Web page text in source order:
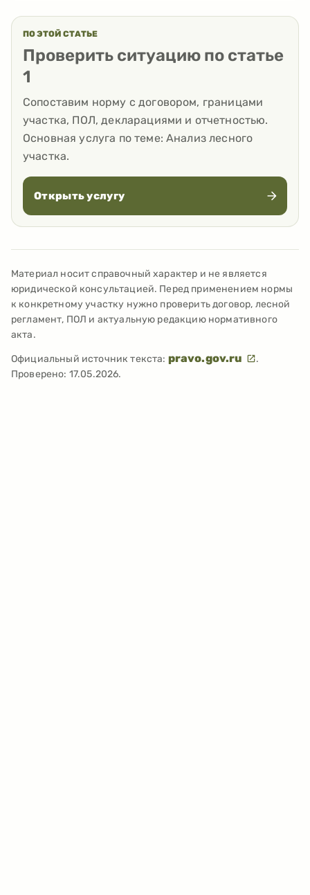
ПО ЭТОЙ СТАТЬЕ
Проверить ситуацию по статье
1
Сопоставим норму с договором, границами
участка, ПОЛ, декларациями и отчетностью.
Основная услуга по теме:Анализ лесного
участка.
Открыть услугу
Материал носит справочный характер и не является
юридической консультацией. Перед применением нормы
к конкретному участку нужно проверить договор, лесной
регламент, ПОЛ и актуальную редакцию нормативного
акта.
Официальный источник текста: pravo.gov.ru
.
Проверено: 17.05.2026.